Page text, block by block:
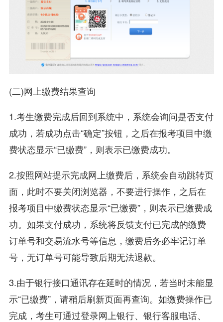
(二)网上缴费结果查询
1.考生缴费完成后回到系统中，系统会询问是否支付
成功，若成功点击“确定”按钮，之后在报考项目中缴
费状态显示“已缴费”，则表示已缴费成功。
2.按照网站提示完成网上缴费后，系统会自动跳转页
面，此时不要关闭浏览器，不要进行操作，之后在
报考项目中缴费状态显示“已缴费”，则表示已缴费成
功。如果支付成功，系统将反馈支付已完成的缴费
订单号和交易流水号等信息，缴费后务必牢记订单
号，无订单号可能导致后期无法退款。
3.由于银行接口通讯存在延时的情况，若当时未能显
示“已缴费”，请稍后刷新页面再查询。如缴费操作已
完成，考生可通过登录网上银行、银行客服电话、